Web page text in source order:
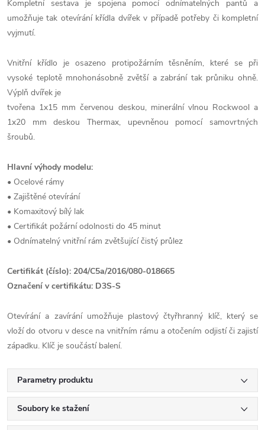
Kompletní sestava je spojena pomocí odnímatelných pantů a
umožňuje tak otevírání křídla dvířek v případě potřeby či kompletní
vyjmutí.
Vnitřní křídlo je osazeno protipožárním těsněním, které se při
vysoké teplotě mnohonásobně zvětší a zabrání tak průniku ohně.
Výplň dvířek je
tvořena 1x15 mm červenou deskou, minerální vlnou Rockwool a
1x20 mm deskou Thermax, upevněnou pomocí samovrtných
šroubů.
Hlavní výhody modelu:
• Ocelové rámy
• Zajištěné otevírání
• Komaxitový bílý lak
• Certifikát požární odolnosti do 45 minut
• Odnímatelný vnitřní rám zvětšující čistý průlez
Certifikát (číslo): 204/C5a/2016/080-018665
Označení v certifikátu: D3S-S
Otevírání a zavírání umožňuje plastový čtyřhranný klíč, který se
vloží do otvoru v desce na vnitřním rámu a otočením odjistí či zajistí
západku. Klíč je součástí balení.
Parametry produktu
Soubory ke stažení